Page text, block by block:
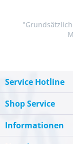
Service Hotline
Shop Service
Informationen